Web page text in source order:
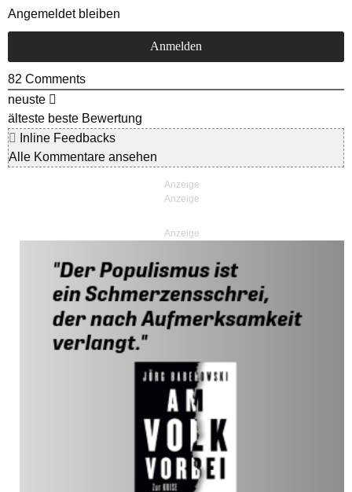
Angemeldet bleiben
82 Comments
neuste
älteste beste Bewertung
Inline Feedbacks
Alle Kommentare ansehen
Anzeige